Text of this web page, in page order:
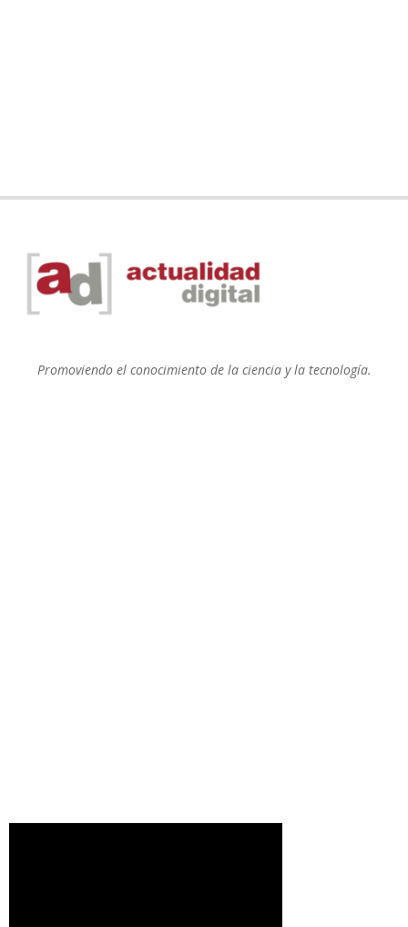
Promoviendo el conocimiento de la ciencia y la tecnología.